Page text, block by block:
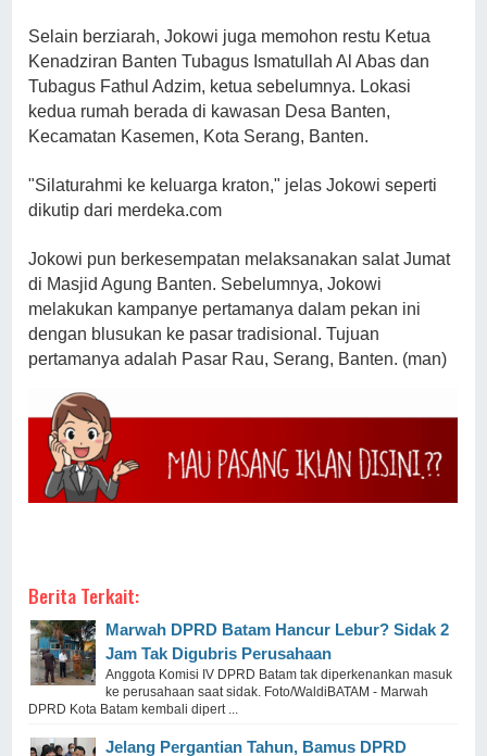
Selain berziarah, Jokowi juga memohon restu Ketua
Kenadziran Banten Tubagus Ismatullah Al Abas dan
Tubagus Fathul Adzim, ketua sebelumnya. Lokasi
kedua rumah berada di kawasan Desa Banten,
Kecamatan Kasemen, Kota Serang, Banten.
"Silaturahmi ke keluarga kraton," jelas Jokowi seperti
dikutip dari merdeka.com
Jokowi pun berkesempatan melaksanakan salat Jumat
di Masjid Agung Banten. Sebelumnya, Jokowi
melakukan kampanye pertamanya dalam pekan ini
dengan blusukan ke pasar tradisional. Tujuan
pertamanya adalah Pasar Rau, Serang, Banten. (man)
Berita Terkait:
Marwah DPRD Batam Hancur Lebur? Sidak 2
Jam Tak Digubris Perusahaan
Anggota Komisi IV DPRD Batam tak diperkenankan masuk
ke perusahaan saat sidak. Foto/WaldiBATAM - Marwah
DPRD Kota Batam kembali dipert ...
Jelang Pergantian Tahun, Bamus DPRD